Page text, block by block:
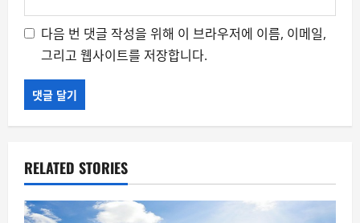
다음 번 댓글 작성을 위해 이 브라우저에 이름, 이메일,
그리고 웹사이트를 저장합니다.
RELATED STORIES